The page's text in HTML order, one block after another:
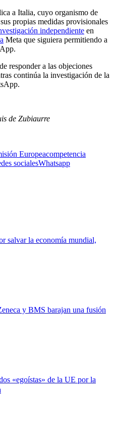
a Italia, cuyo organismo de
propias medidas provisionales
independiente en
Meta que siguiera permitiendo a
responder a las objeciones
continúa la investigación de la
de Zubiaurre
Europeacompetencia
socialesWhatsapp
salvar la economía mundial,
y BMS barajan una fusión
«egoístas» de la UE por la